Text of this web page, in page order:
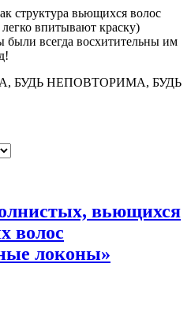
структура вьющихся волос
впитывают краску)
всегда восхитительны им
БУДЬ НЕПОВТОРИМА, БУДЬ
вьющихся
волос
локоны»